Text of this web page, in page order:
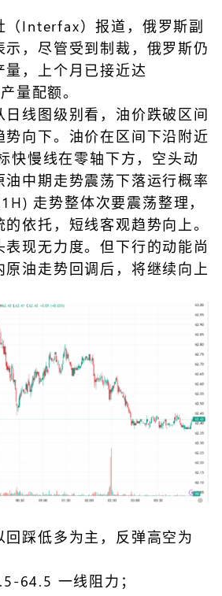
（Interfax）报道，俄罗斯副
示，尽管受到制裁，俄罗斯仍
，上个月已接近达
量配额。
线图级别看，油价跌破区间
势向下。油价在区间下沿附近
快慢线在零轴下方，空头动
油中期走势震荡下落运行概率
走势整体次要震荡整理，
依托，短线客观趋势向上。
现无力度。但下行的动能尚
油走势回调后，将继续向上
踩低多为主，反弹高空为
64.5 一线阻力；